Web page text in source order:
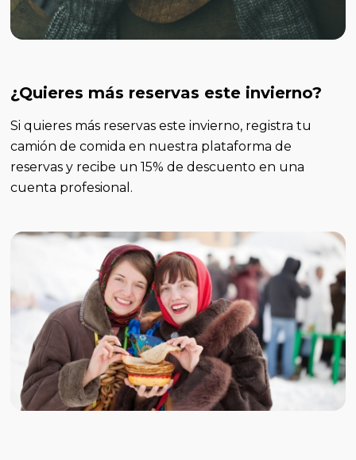
¿Quieres más reservas este invierno?
Si quieres más reservas este invierno, registra tu
camión de comida en nuestra plataforma de
reservas y recibe un 15% de descuento en una
cuenta profesional.